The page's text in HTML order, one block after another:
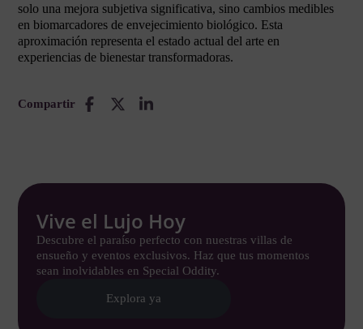
solo una mejora subjetiva significativa, sino cambios medibles
en biomarcadores de envejecimiento biológico. Esta
aproximación representa el estado actual del arte en
experiencias de bienestar transformadoras.
Compartir
Vive el Lujo Hoy
Descubre el paraíso perfecto con nuestras villas de
ensueño y eventos exclusivos. Haz que tus momentos
sean inolvidables en Special Oddity.
Explora ya